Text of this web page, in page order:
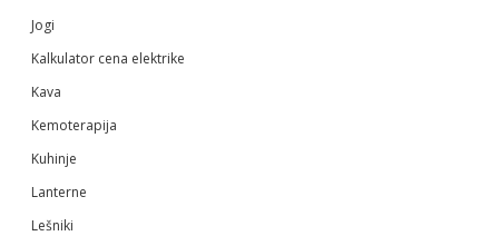
Jogi
Kalkulator cena elektrike
Kava
Kemoterapija
Kuhinje
Lanterne
Lešniki